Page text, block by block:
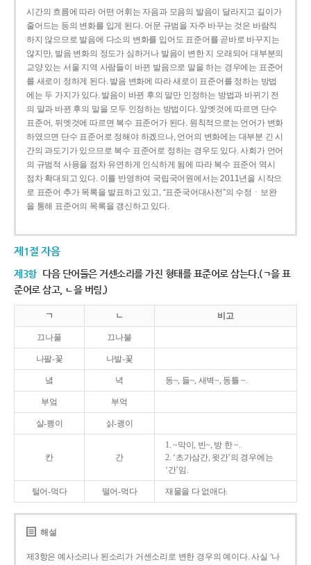
시간의 흐름에 따라 어떤 어휘는 자음과 모음의 발음이 달라지고 길이가
줄어드는 등의 변화를 입게 된다. 어문 규범을 자주 바꾸는 것은 바람직
하지 않으므로 발음에 다소의 변화를 입어도 표준어를 곧바로 바꾸지는
않지만, 발음 변화의 정도가 심하거나 발음이 변한 지 오래되어 대부분의
교양 있는 서울 지역 사람들이 바뀐 발음으로 말을 하는 경우에는 표준어
를 새로이 정하게 된다. 발음 변화에 따라 새로이 표준어를 정하는 방법
에는 두 가지가 있다. 발음이 바뀐 후의 말만 인정하는 방법과 바뀌기 전
의 말과 바뀐 후의 말을 모두 인정하는 방법이다. 앞엣것에 따르면 단수
표준어, 뒤엣것에 따르면 복수 표준어가 된다. 원칙적으로는 언어가 변화
하였으면 단수 표준어로 정해야 하겠으나, 언어의 변화에는 대부분 긴 시
간의 과도기가 있으므로 복수 표준어로 정하는 경우도 있다. 사회가 언어
의 규범적 사용을 점차 유연하게 인식하게 됨에 따라 복수 표준어 역시
점차 확대되고 있다. 이를 반영하여 국립국어원에서는 2011년을 시작으
로 표준어 추가 목록을 발표하고 있고, “표준국어대사전”의 수정ㆍ보완
을 통해 표준어의 목록을 갱신하고 있다.
제1절 자음
제3항 다음 단어들은 거센소리를 가진 형태를 표준어로 삼는다.(ㄱ을 표
준어로 삼고, ㄴ을 버림.)
ㄱ ㄴ 비고
끄나풀 끄나불
나팔-꽃 나발-꽃
녘 녁 동~, 들~, 새벽~, 동틀 ~.
부엌 부억
살-쾡이 삵-괭이
칸 간
1. ~막이, 빈~, 방 한 ~.
2. ‘초가삼간, 윗간’의 경우에는
‘간’임.
털어-먹다 떨어-먹다 재물을 다 없애다.
해설
제3항은 예사소리나 된소리가 거센소리로 변한 경우의 예이다. 사실 ‘나